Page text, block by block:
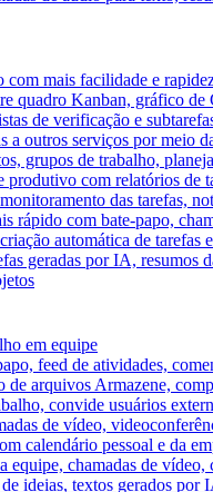
com mais facilidade e
quadro Kanban, gráfico de
de verificação e
a outros serviços por meio
grupos de trabalho,
produtivo com relatórios de
das tarefas,
rápido com bate-papo,
automática de tarefas
geradas por IA, resumos
em equipe
feed de atividades,
de arquivos Armazene,
convide usuários
de vídeo,
calendário pessoal e da
equipe, chamadas de
ideias, textos gerados por